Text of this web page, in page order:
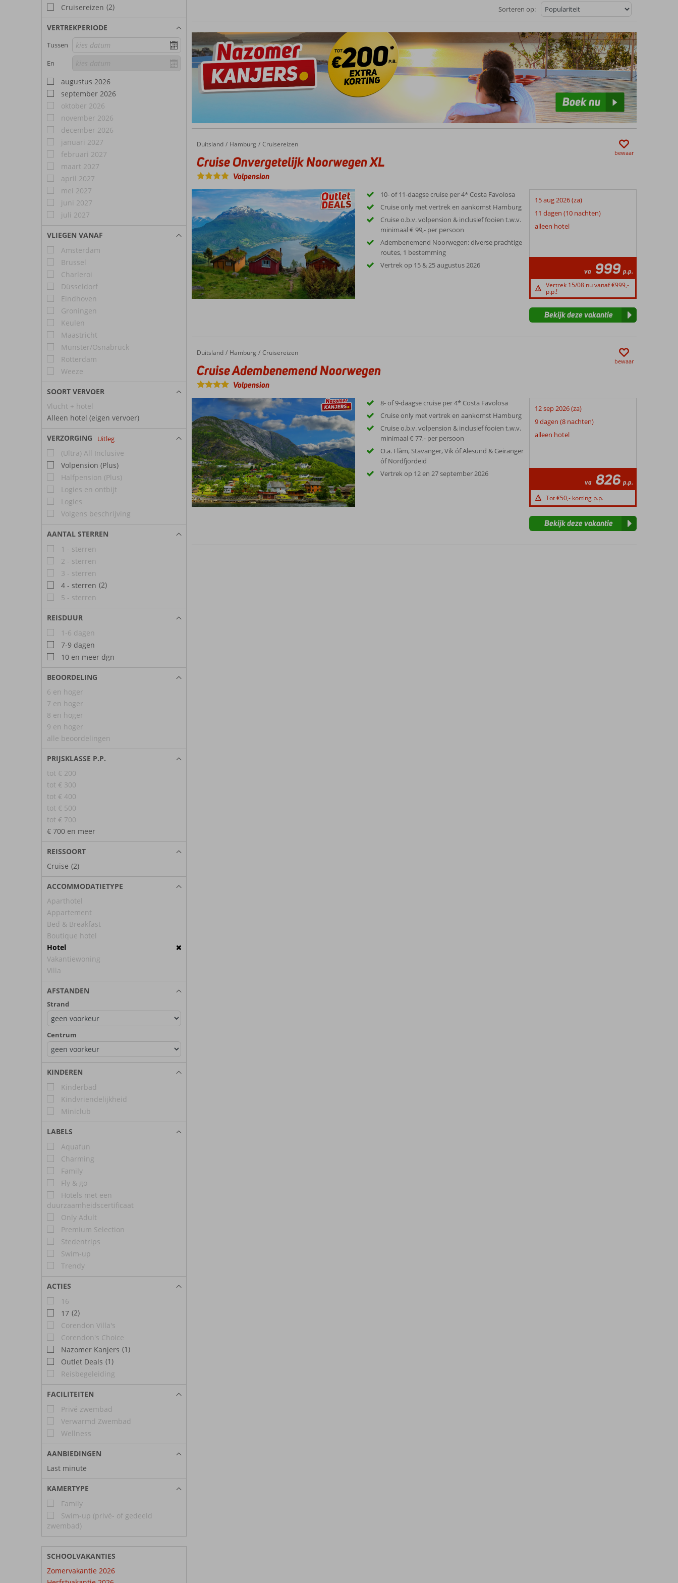
Cruisereizen (2)
VERTREKPERIODE
Tussen
En
augustus 2026
september 2026
oktober 2026
november 2026
december 2026
januari 2027
februari 2027
maart 2027
april 2027
mei 2027
juni 2027
juli 2027
VLIEGEN VANAF
Amsterdam
Brussel
Charleroi
Düsseldorf
Eindhoven
Groningen
Keulen
Maastricht
Münster/Osnabrück
Rotterdam
Weeze
SOORT VERVOER
Vlucht + hotel
Alleen hotel (eigen vervoer)
VERZORGING Uitleg
(Ultra) All Inclusive
Volpension (Plus)
Halfpension (Plus)
Logies en ontbijt
Logies
Volgens beschrijving
AANTAL STERREN
1 - sterren
2 - sterren
3 - sterren
4 - sterren (2)
5 - sterren
REISDUUR
1-6 dagen
7-9 dagen
10 en meer dgn
BEOORDELING
6 en hoger
7 en hoger
8 en hoger
9 en hoger
alle beoordelingen
PRIJSKLASSE P.P.
tot € 200
tot € 300
tot € 400
tot € 500
tot € 700
€ 700 en meer
REISSOORT
Cruise (2)
ACCOMMODATIETYPE
Aparthotel
Appartement
Bed & Breakfast
Boutique hotel
Hotel
Vakantiewoning
Villa
AFSTANDEN
Strand
Centrum
KINDEREN
Kinderbad
Kindvriendelijkheid
Miniclub
LABELS
Aquafun
Charming
Family
Fly & go
Hotels met een
duurzaamheidscertificaat
Only Adult
Premium Selection
Stedentrips
Swim-up
Trendy
ACTIES
16
17 (2)
Corendon Villa's
Corendon's Choice
Nazomer Kanjers (1)
Outlet Deals (1)
Reisbegeleiding
FACILITEITEN
Privé zwembad
Verwarmd Zwembad
Wellness
AANBIEDINGEN
Last minute
KAMERTYPE
Family
Swim-up (privé- of gedeeld
zwembad)
SCHOOLVAKANTIES
Zomervakantie 2026
Sorteren op:
Home
Duitsland Hamburg Cruisereizen
Cruise Onvergetelijk Noorwegen XL
Cruise Onvergetelijk Noorwegen XL
Volpension
bewaar
10- of 11-daagse cruise per 4* Costa Favolosa
Cruise only met vertrek en aankomst Hamburg
Cruise o.b.v. volpension & inclusief fooien t.w.v.
minimaal € 99,- per persoon
Adembenemend Noorwegen: diverse prachtige
routes, 1 bestemming
Vertrek op 15 & 25 augustus 2026
15 aug 2026 (za)
11 dagen (10 nachten)
alleen hotel
va 999 p.p.
Vertrek 15/08 nu vanaf €999,-
p.p.!
Bekijk deze vakantie
Home
Duitsland Hamburg Cruisereizen
Cruise Adembenemend Noorwegen
Cruise Adembenemend Noorwegen
Volpension
bewaar
8- of 9-daagse cruise per 4* Costa Favolosa
Cruise only met vertrek en aankomst Hamburg
Cruise o.b.v. volpension & inclusief fooien t.w.v.
minimaal € 77,- per persoon
O.a. Flåm, Stavanger, Vik óf Alesund & Geiranger
óf Nordfjordeid
Vertrek op 12 en 27 september 2026
12 sep 2026 (za)
9 dagen (8 nachten)
alleen hotel
va 826 p.p.
Tot €50,- korting p.p.
Bekijk deze vakantie